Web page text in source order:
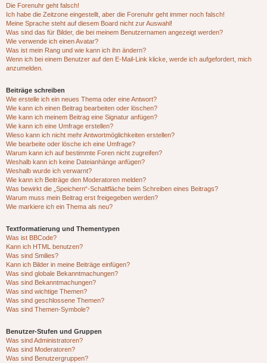
Die Forenuhr geht falsch!
Ich habe die Zeitzone eingestellt, aber die Forenuhr geht immer noch falsch!
Meine Sprache steht auf diesem Board nicht zur Auswahl!
Was sind das für Bilder, die bei meinem Benutzernamen angezeigt werden?
Wie verwende ich einen Avatar?
Was ist mein Rang und wie kann ich ihn ändern?
Wenn ich bei einem Benutzer auf den E-Mail-Link klicke, werde ich aufgefordert, mich
anzumelden.
Beiträge schreiben
Wie erstelle ich ein neues Thema oder eine Antwort?
Wie kann ich einen Beitrag bearbeiten oder löschen?
Wie kann ich meinem Beitrag eine Signatur anfügen?
Wie kann ich eine Umfrage erstellen?
Wieso kann ich nicht mehr Antwortmöglichkeiten erstellen?
Wie bearbeite oder lösche ich eine Umfrage?
Warum kann ich auf bestimmte Foren nicht zugreifen?
Weshalb kann ich keine Dateianhänge anfügen?
Weshalb wurde ich verwarnt?
Wie kann ich Beiträge den Moderatoren melden?
Was bewirkt die „Speichern“-Schaltfläche beim Schreiben eines Beitrags?
Warum muss mein Beitrag erst freigegeben werden?
Wie markiere ich ein Thema als neu?
Textformatierung und Thementypen
Was ist BBCode?
Kann ich HTML benutzen?
Was sind Smilies?
Kann ich Bilder in meine Beiträge einfügen?
Was sind globale Bekanntmachungen?
Was sind Bekanntmachungen?
Was sind wichtige Themen?
Was sind geschlossene Themen?
Was sind Themen-Symbole?
Benutzer-Stufen und Gruppen
Was sind Administratoren?
Was sind Moderatoren?
Was sind Benutzergruppen?